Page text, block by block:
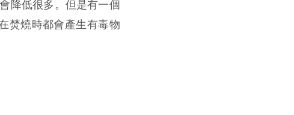
降低很多。但是有一個
焚燒時都會產生有毒物